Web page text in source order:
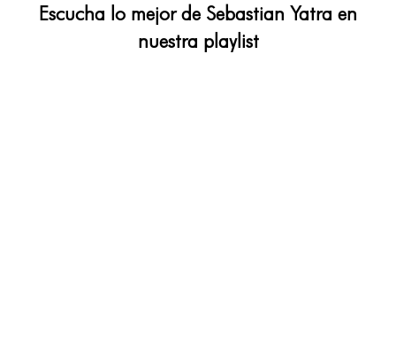
Escucha lo mejor de Sebastian Yatra en
nuestra playlist